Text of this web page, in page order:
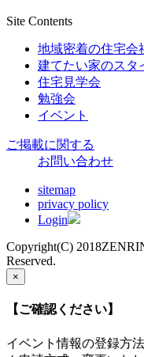
Site Contents
地域密着の住宅会
建てたい家のスタ
住宅見学会
勉強会
イベント
ご掲載に関する
お問い合わせ
sitemap
privacy policy
Login
Copyright(C)
Reserved.
×
【ご確認ください】
イベント情報の登録方